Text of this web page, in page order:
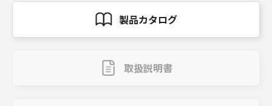
製品カタログ
取扱説明書